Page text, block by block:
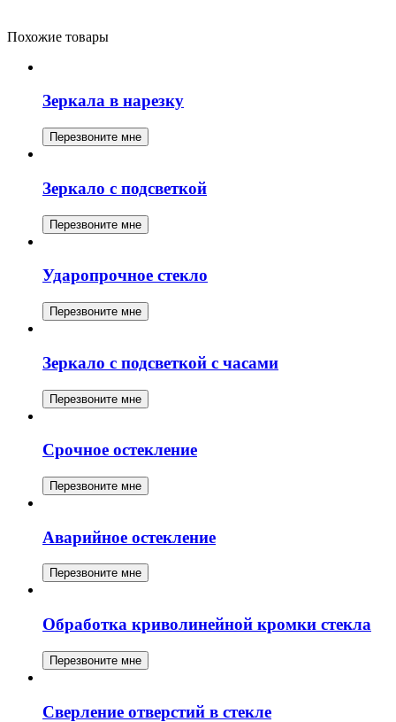
Похожие товары
Зеркала в нарезку
Перезвоните мне
Зеркало с подсветкой
Перезвоните мне
Ударопрочное стекло
Перезвоните мне
Зеркало с подсветкой с часами
Перезвоните мне
Срочное остекление
Перезвоните мне
Аварийное остекление
Перезвоните мне
Обработка криволинейной кромки стекла
Перезвоните мне
Сверление отверстий в стекле